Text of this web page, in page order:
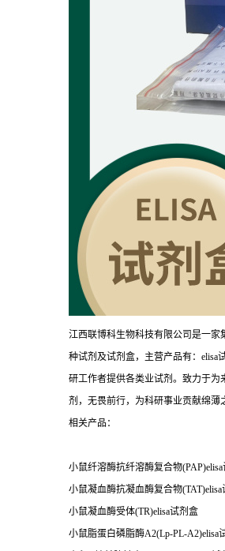
江西联博科生物科技有限公司是一
种试剂及试剂盒，主营产品有：elisa
研工作者提供各类业试剂。致力于
剂，无畏前行，为科研事业贡献绵薄
相关产品：
小鼠纤溶酶抗纤溶酶复合物
小鼠凝血酶抗凝血酶复合物(TAT)elisa
小鼠凝血酶受体(TR)elisa试剂盒
小鼠脂蛋白磷脂酶A2(Lp-PL-A2)elisa